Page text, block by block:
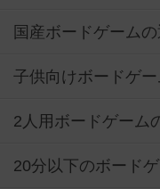
国産ボードゲーム
子供向けボードゲ
2人用ボードゲーム
20分以下のボード